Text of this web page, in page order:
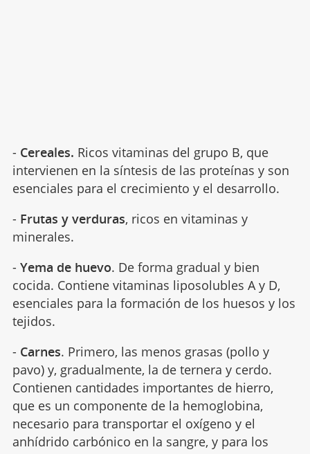
- Cereales. Ricos vitaminas del grupo B, que
intervienen en la síntesis de las proteínas y son
esenciales para el crecimiento y el desarrollo.
- Frutas y verduras, ricos en vitaminas y
minerales.
- Yema de huevo. De forma gradual y bien
cocida. Contiene vitaminas liposolubles A y D,
esenciales para la formación de los huesos y los
tejidos.
- Carnes. Primero, las menos grasas (pollo y
pavo) y, gradualmente, la de ternera y cerdo.
Contienen cantidades importantes de hierro,
que es un componente de la hemoglobina,
necesario para transportar el oxígeno y el
anhídrido carbónico en la sangre, y para los